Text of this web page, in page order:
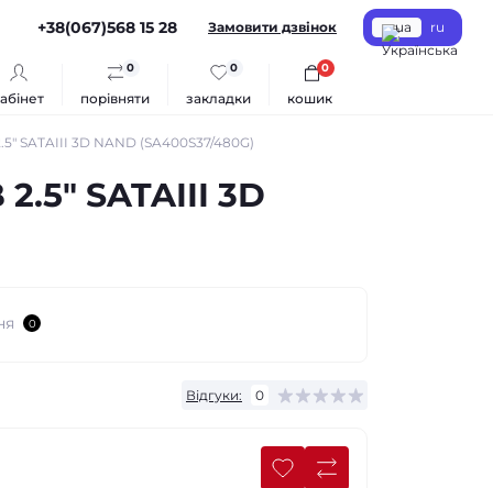
+38(067)568 15 28 Замовити дзвінок ua ru
порівняти
0
закладки
0
кошик
0
SATAIII 3D NAND (SA400S37/480G)
SATAIII 3D
0
Відгуки: 0